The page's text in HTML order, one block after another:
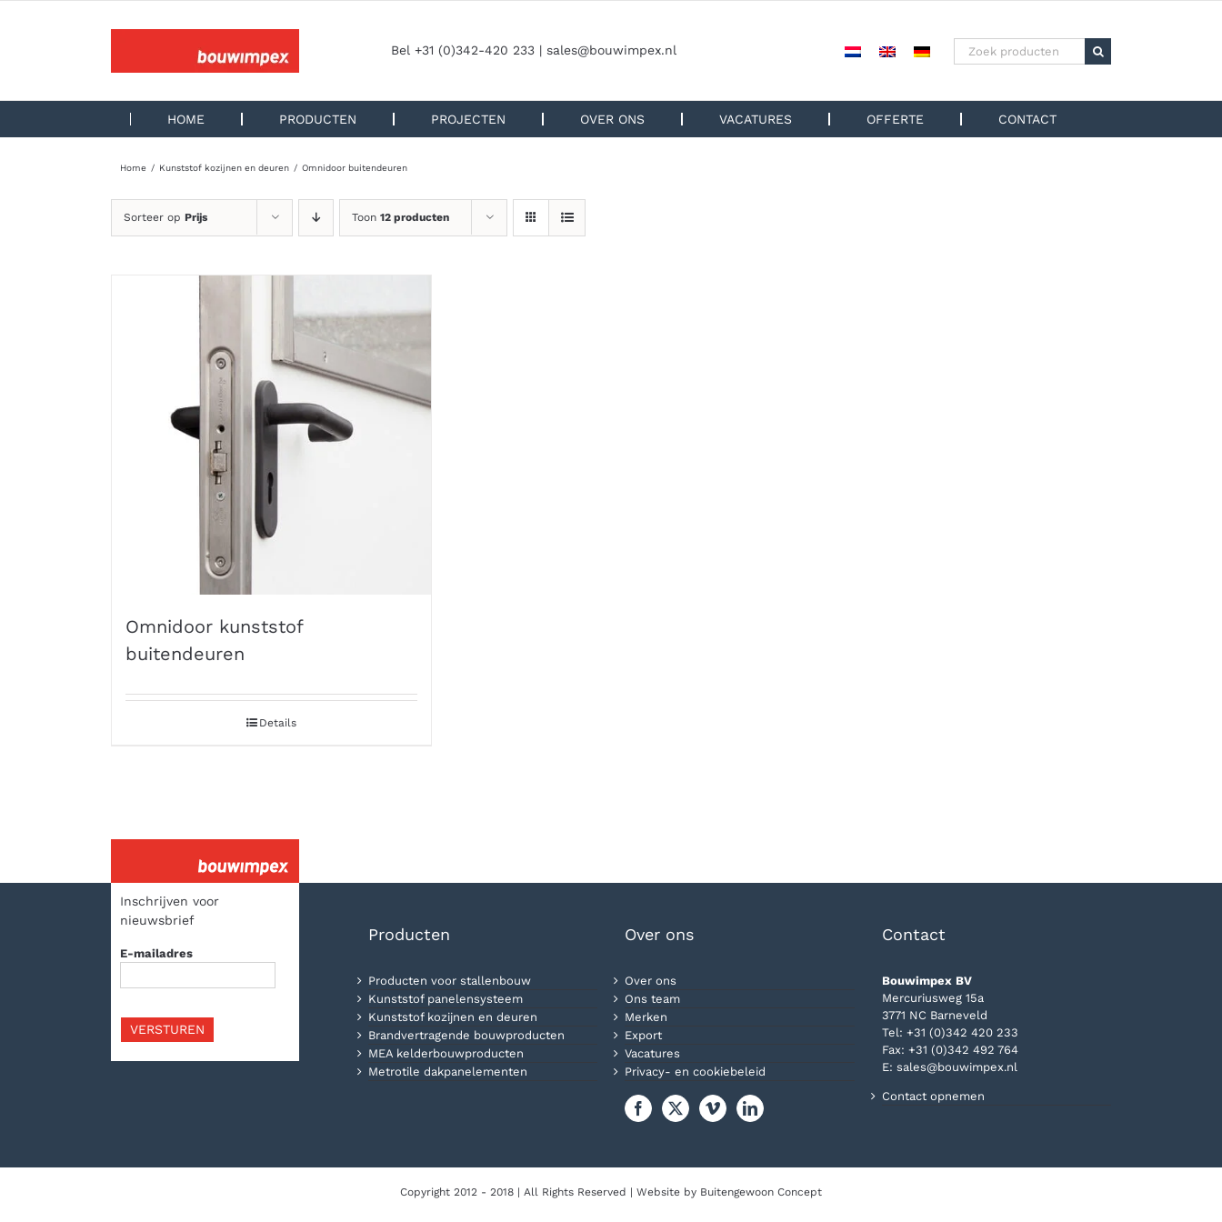
Bel +31 (0)342-420 233 | sales@bouwimpex.nl
Zoeken
naar:
HOME PRODUCTEN PROJECTEN OVER ONS VACATURES OFFERTE CONTACT
Home Kunststof kozijnen en deuren Omnidoor buitendeuren
Sorteer op Prijs Toon 12 producten
Omnidoor kunststof
buitendeuren
Details
Inschrijven voor
nieuwsbrief
E-mailadres
VERSTUREN
Producten
Producten voor stallenbouw
Kunststof panelensysteem
Kunststof kozijnen en deuren
Brandvertragende bouwproducten
MEA kelderbouwproducten
Metrotile dakpanelementen
Over ons
Over ons
Ons team
Merken
Export
Vacatures
Privacy- en cookiebeleid
Contact
Bouwimpex BV
Mercuriusweg 15a
3771 NC Barneveld
Tel: +31 (0)342 420 233
Fax: +31 (0)342 492 764
E: sales@bouwimpex.nl
Contact opnemen
Copyright 2012 - 2018 | All Rights Reserved | Website by Buitengewoon Concept